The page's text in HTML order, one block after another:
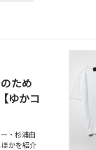
ため
ゆかコ
・杉浦由
かを紹介